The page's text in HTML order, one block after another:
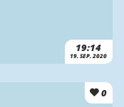
19:14
19. SEP. 2020
0